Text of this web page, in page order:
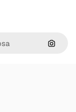
Cerca